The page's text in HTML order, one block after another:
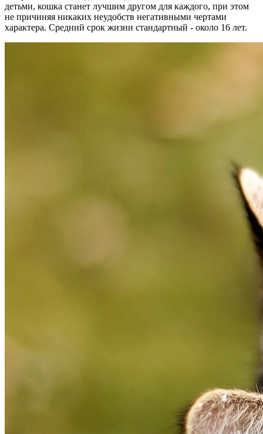
детьми, кошка станет лучшим другом для каждого, при этом
не причиняя никаких неудобств негативными чертами
характера. Средний срок жизни стандартный - около 16 лет.